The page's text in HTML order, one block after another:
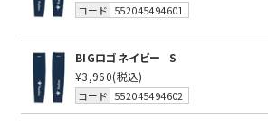
コード 552045494601
BIGロゴネイビー
S
¥3,960(税込)
コード 552045494602